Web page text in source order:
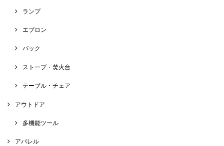
ランプ
エプロン
バック
ストーブ・焚火台
テーブル・チェア
アウトドア
多機能ツール
アパレル